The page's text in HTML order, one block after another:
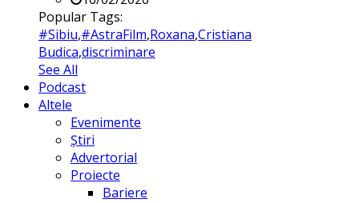
Popular Tags:
#Sibiu,#AstraFilm,Roxana,Cristiana
Budica,discriminare
See All
Podcast
Altele
Evenimente
Știri
Advertorial
Proiecte
Bariere